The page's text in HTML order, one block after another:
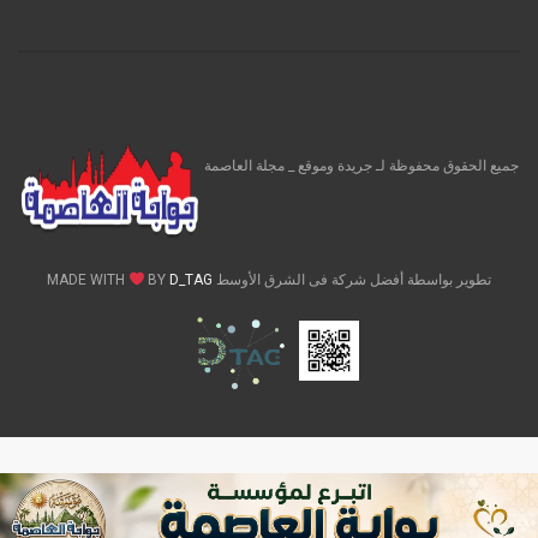
جميع الحقوق محفوظة لـ جريدة وموقع _ مجلة العاصمة
تطوير بواسطة أفضل شركة فى الشرق الأوسط MADE WITH BY D_TAG